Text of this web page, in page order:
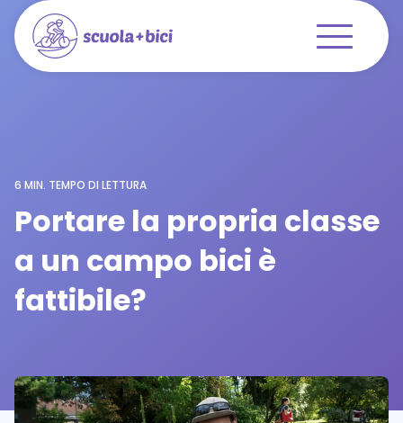
biciclette
6 MIN. TEMPO DI LETTURA
Portare la propria classe
a un campo bici è
fattibile?
Ausili didattici
Guida
Scuola a misura di biciclette
Deutsch